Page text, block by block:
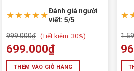
★★★★★Đánh giá người
viết: 5/5
999.000₫ (Tiết kiệm: 30%)
699.000₫
THÊM VÀO GIỎ HÀNG